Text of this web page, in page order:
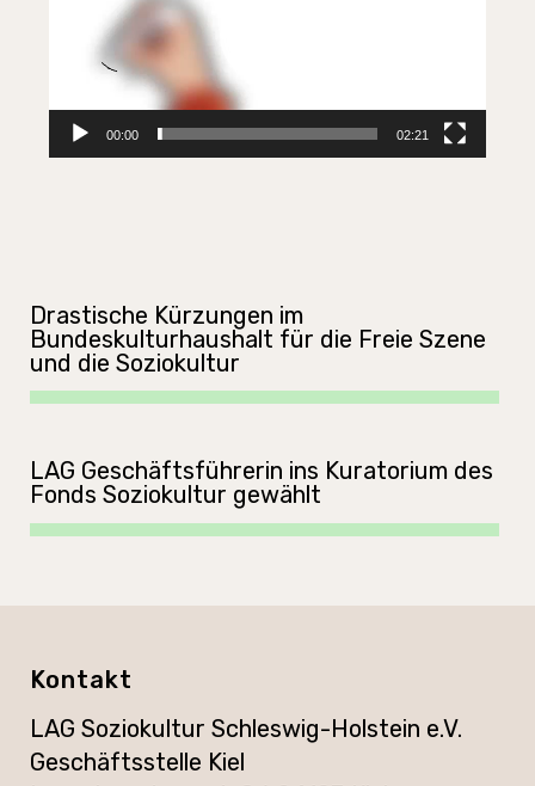
00:00 02:21
Drastische Kürzungen im
Bundeskulturhaushalt für die Freie Szene
und die Soziokultur
LAG Geschäftsführerin ins Kuratorium des
Fonds Soziokultur gewählt
Kontakt
LAG Soziokultur Schleswig-Holstein e.V.
Geschäftsstelle Kiel